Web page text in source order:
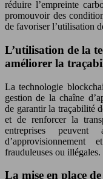
réduire l’empreinte
promouvoir des
de favoriser l’utilisation
L’utilisation de la
améliorer la
La technologie
gestion de la chaîne
de garantir la traçabilité
et de renforcer la
entreprises
frauduleuses ou illégales.
La mise en place